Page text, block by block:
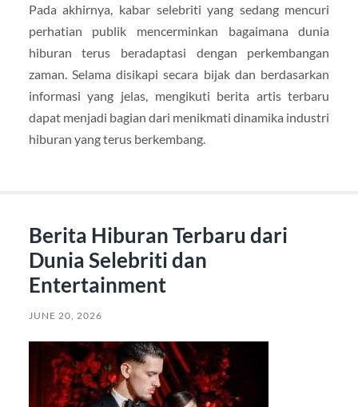
Pada akhirnya, kabar selebriti yang sedang mencuri
perhatian publik mencerminkan bagaimana dunia
hiburan terus beradaptasi dengan perkembangan
zaman. Selama disikapi secara bijak dan berdasarkan
informasi yang jelas, mengikuti berita artis terbaru
dapat menjadi bagian dari menikmati dinamika industri
hiburan yang terus berkembang.
Berita Hiburan Terbaru dari
Dunia Selebriti dan
Entertainment
JUNE 20, 2026